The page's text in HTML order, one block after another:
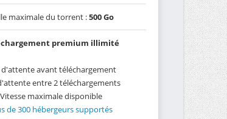
maximale du torrent :500 Go
premium illimité
d'attente avant téléchargement
entre 2 téléchargements
Vitesse maximale disponible
de 300 hébergeurs supportés